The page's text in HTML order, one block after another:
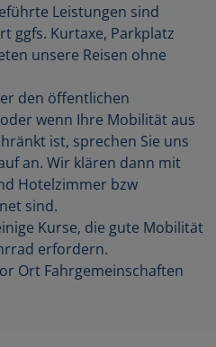
Leistungen sind
ggfs. Kurtaxe, Parkplatz
unsere Reisen ohne
den öffentlichen
wenn Ihre Mobilität aus
ist, sprechen Sie uns
an. Wir klären dann mit
Hotelzimmer bzw
sind.
Kurse, die gute Mobilität
erfordern.
Ort Fahrgemeinschaften